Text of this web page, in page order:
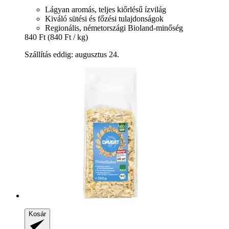
Lágyan aromás, teljes kiőrlésű ízvilág
Kiváló sütési és főzési tulajdonságok
Regionális, németországi Bioland-minőség
840 Ft (840 Ft / kg)
Szállítás eddig: augusztus 24.
Kosár